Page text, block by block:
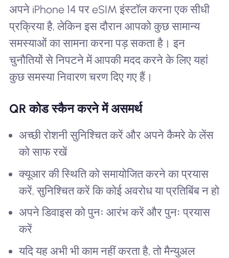
अपने iPhone 14 पर eSIM इंस्टॉल करना एक सीधी
प्रक्रिया है, लेकिन इस दौरान आपको कुछ सामान्य
समस्याओं का सामना करना पड़ सकता है। इन
चुनौतियों से निपटने में आपकी मदद करने के लिए यहां
कुछ समस्या निवारण चरण दिए गए हैं।
QR कोड स्कैन करने में असमर्थ
अच्छी रोशनी सुनिश्चित करें और अपने कैमरे के लेंस
को साफ रखें
क्यूआर की स्थिति को समायोजित करने का प्रयास
करें, सुनिश्चित करें कि कोई अवरोध या प्रतिबिंब न हो
अपने डिवाइस को पुनः आरंभ करें और पुनः प्रयास
करें
यदि यह अभी भी काम नहीं करता है, तो मैन्युअल